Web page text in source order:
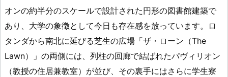
オンの約半分のスケールで設計された円形の図書館建築で
あり、大学の象徴として今日も存在感を放っています。ロ
タンダから南北に延びる芝生の広場「ザ・ローン（The
Lawn）」の両側には、列柱の回廊で結ばれたパヴィリオン
（教授の住居兼教室）が並び、その裏手にはさらに学生寮